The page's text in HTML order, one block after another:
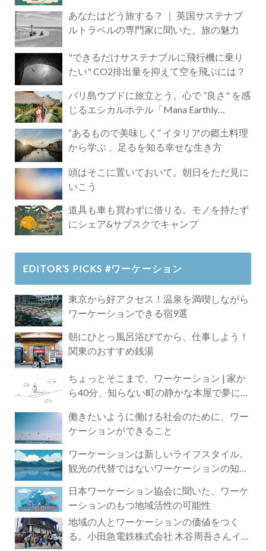
あなたはどう旅する？ ｜ 英国サステナブ
ルトラベルの専門家に聞いた、旅の魅力
"できるだけサステナブルに飛行機に乗り
たい" CO2排出量を抑えて空を飛ぶには？
バリ島ウブドに旅立とう。心で ”良さ" を感
じるエシカルホテル「Mana Earthly
“あるもので美味しく” イタリアの郷土料理
から学ぶ 、足るを知る幸せな生き方
頭はそこに置いておいて。朝日をただ見に
いこう
道具も車も買わずに借りる。モノを持たず
にシェア&サブスクでキャンプ
EDITOR’S PICKS #ワーケーション
東京から好アクセス！温泉を満喫しながら
ワーケーションできる宿9選
朝にひとっ風呂浴びてから、仕事しよう！
関東のおすすめ銭湯
ちょっとそこまで、ワーケーション | 家か
ら40分、知らない町の静かな本屋で夢に近
働きたいように働ける社会のために、ワー
ケーションができること
ワーケーションは新しいライフスタイル。
観光の代替ではないワーケーションの知ら
日本ワーケーション協会に聞いた、ワーケ
ーションのもつ地域活性の可能性
地域の人とワーケーションの価値をつく
る。小田急電鉄株式会社 木谷周吾さんイン